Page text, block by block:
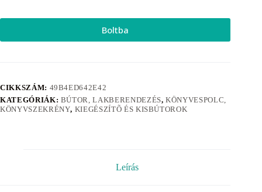
Boltba
CIKKSZÁM: 49B4ED642E42
KATEGÓRIÁK: BÚTOR, LAKBERENDEZÉS,KÖNYVESPOLC,
KÖNYVSZEKRÉNY, KIEGÉSZÍTÕ ÉS KISBÚTOROK
Leírás